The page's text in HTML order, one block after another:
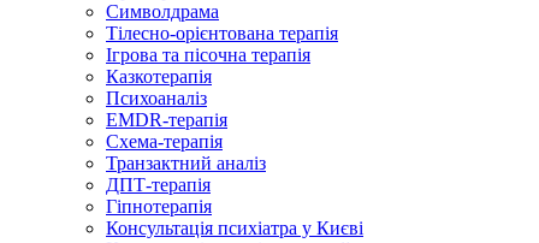
Символдрама
Тілесно-орієнтована терапія
Ігрова та пісочна терапія
Казкотерапія
Психоаналіз
EMDR-терапія
Схема-терапія
Транзактний аналіз
ДПТ-терапія
Гіпнотерапія
Консультація психіатра у Києві